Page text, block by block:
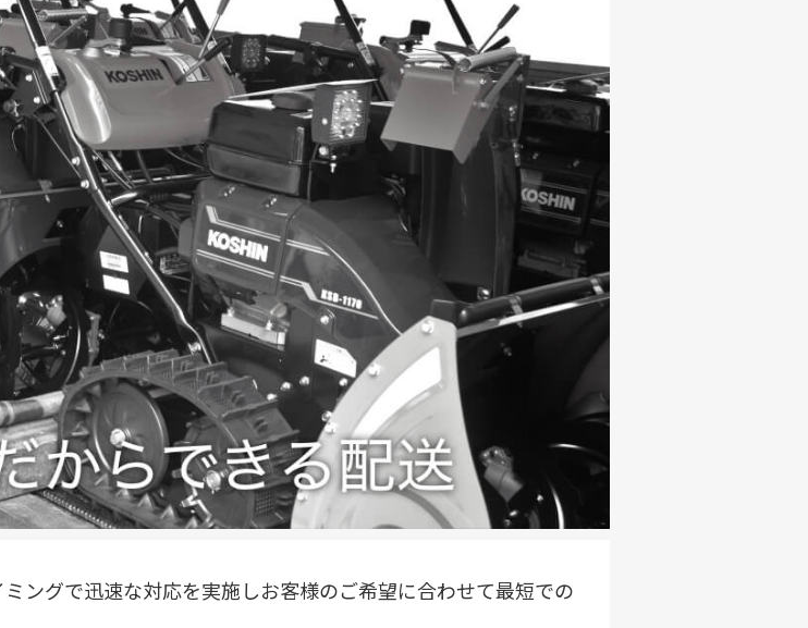
ングで迅速な対応を実施しお客様のご希望に合わせて最短での